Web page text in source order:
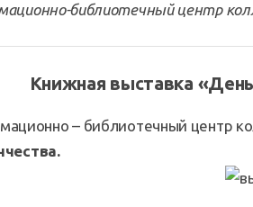
библиотечный центр
Книжная выставка
– библиотечный центр